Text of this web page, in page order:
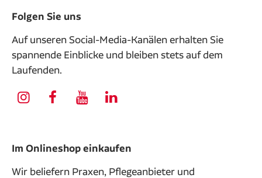
Folgen Sie uns
Auf unseren Social-Media-Kanälen erhalten Sie
spannende Einblicke und bleiben stets auf dem
Laufenden.
Im Onlineshop einkaufen
Wir beliefern Praxen, Pflegeanbieter und